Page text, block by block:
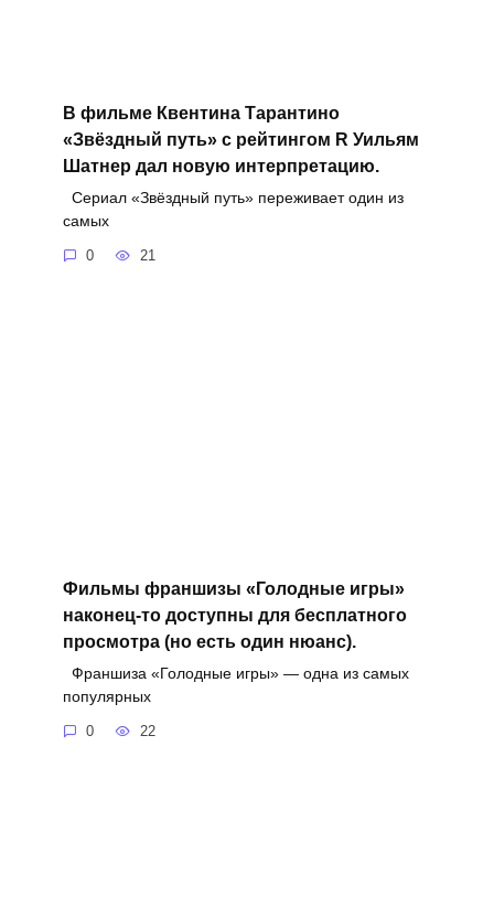
В фильме Квентина Тарантино
«Звёздный путь» с рейтингом R Уильям
Шатнер дал новую интерпретацию.
Сериал «Звёздный путь» переживает один из
самых
0 21
Фильмы франшизы «Голодные игры»
наконец-то доступны для бесплатного
просмотра (но есть один нюанс).
Франшиза «Голодные игры» — одна из самых
популярных
0 22